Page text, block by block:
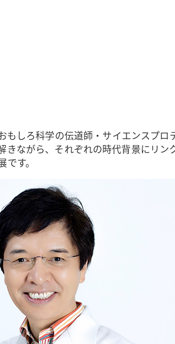
もしろ科学の伝道師・サイエンスプロ
ながら、それぞれの時代背景にリ
す。